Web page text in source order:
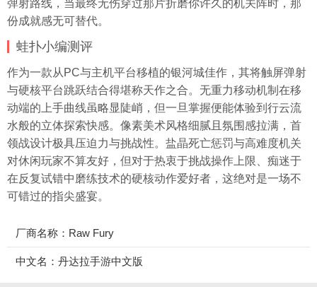
弹射路线，当最终无伤穿过那片折磨你许久的机关阵时，那
份成就感无可替代。
蛙扑小编测评
作为一款从PC与主机平台移植的银河城佳作，其将触屏弹射
与硬核平台跳跃结合得堪称天作之合。无重力移动机制在移
动端的上手曲线虽略显陡峭，但一旦掌握便能体验到行云流
水般的立体探索快感。像素美术风格细腻且氛围感拉满，首
领战设计极具压迫力与挑战性。盐晶死亡惩罚与高难度机关
对休闲玩家不算友好，但对于热衷于挑战操作上限、痴迷于
在反复试错中磨练技术的硬核动作爱好者，这绝对是一场不
可错过的指尖盛宴。
厂商名称：Raw Fury
中文名：丹达拉手游中文版